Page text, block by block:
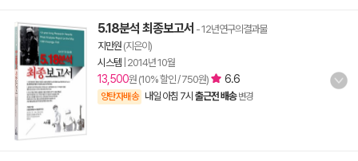
5.18분석 최종보고서 - 12년연구의결과물
지만원 (지은이)
시스템 2014년 10월
13,500원 (10% 할인 / 750원) 6.6
양탄자배송 내일 아침 7시 출근전 배송 변경